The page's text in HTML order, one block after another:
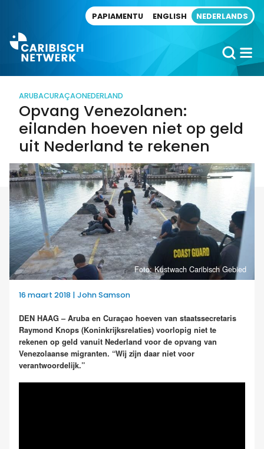
PAPIAMENTU ENGLISH NEDERLANDS
ARUBACURAÇAONEDERLAND
Opvang Venezolanen:
eilanden hoeven niet op geld
uit Nederland te rekenen
Foto: Kustwach Caribisch Gebied
16 maart 2018 | John Samson
DEN HAAG – Aruba en Curaçao hoeven van staatssecretaris
Raymond Knops (Koninkrijksrelaties) voorlopig niet te
rekenen op geld vanuit Nederland voor de opvang van
Venezolaanse migranten. “Wij zijn daar niet voor
verantwoordelijk.”